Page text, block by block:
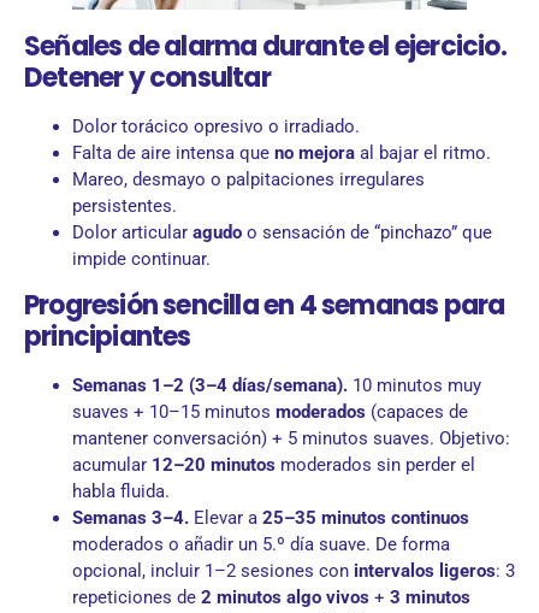
Señales de alarma durante el ejercicio.
Detener y consultar
Dolor torácico opresivo o irradiado.
Falta de aire intensa que no mejora al bajar el ritmo.
Mareo, desmayo o palpitaciones irregulares
persistentes.
Dolor articular agudo o sensación de “pinchazo” que
impide continuar.
Progresión sencilla en 4 semanas para
principiantes
Semanas 1–2 (3–4 días/semana). 10 minutos muy
suaves + 10–15 minutos moderados (capaces de
mantener conversación) + 5 minutos suaves. Objetivo:
acumular 12–20 minutos moderados sin perder el
habla fluida.
Semanas 3–4. Elevar a 25–35 minutos continuos
moderados o añadir un 5.º día suave. De forma
opcional, incluir 1–2 sesiones con intervalos ligeros: 3
repeticiones de 2 minutos algo vivos + 3 minutos